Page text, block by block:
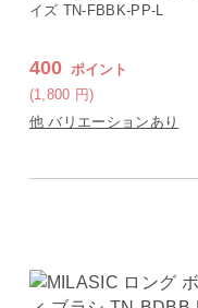
イズ TN-FBBK-PP-L
400 ポイント
(1,800 円)
他 バリエーションあり